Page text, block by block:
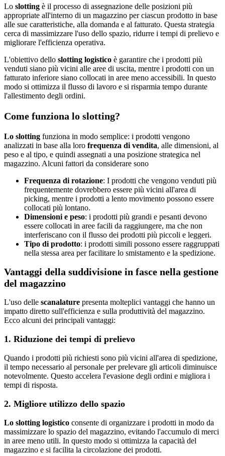
Lo slotting è il processo di assegnazione delle posizioni più
appropriate all'interno di un magazzino per ciascun prodotto in base
alle sue caratteristiche, alla domanda e al fatturato. Questa strategia
cerca di massimizzare l'uso dello spazio, ridurre i tempi di prelievo e
migliorare l'efficienza operativa.
L'obiettivo dello slotting logistico è garantire che i prodotti più
venduti siano più vicini alle aree di uscita, mentre i prodotti con un
fatturato inferiore siano collocati in aree meno accessibili. In questo
modo si ottimizza il flusso di lavoro e si risparmia tempo durante
l'allestimento degli ordini.
Come funziona lo slotting?
Lo slotting funziona in modo semplice: i prodotti vengono
analizzati in base alla loro frequenza di vendita, alle dimensioni, al
peso e al tipo, e quindi assegnati a una posizione strategica nel
magazzino. Alcuni fattori da considerare sono
Frequenza di rotazione: I prodotti che vengono venduti più
frequentemente dovrebbero essere più vicini all'area di
picking, mentre i prodotti a lento movimento possono essere
collocati più lontano.
Dimensioni e peso: i prodotti più grandi e pesanti devono
essere collocati in aree facili da raggiungere, ma che non
interferiscano con il flusso dei prodotti più piccoli e leggeri.
Tipo di prodotto: i prodotti simili possono essere raggruppati
nella stessa area per facilitare lo smistamento e la spedizione.
Vantaggi della suddivisione in fasce nella gestione
del magazzino
L'uso delle scanalature presenta molteplici vantaggi che hanno un
impatto diretto sull'efficienza e sulla produttività del magazzino.
Ecco alcuni dei principali vantaggi:
1. Riduzione dei tempi di prelievo
Quando i prodotti più richiesti sono più vicini all'area di spedizione,
il tempo necessario al personale per prelevare gli articoli diminuisce
notevolmente. Questo accelera l'evasione degli ordini e migliora i
tempi di risposta.
2. Migliore utilizzo dello spazio
Lo slotting logistico consente di organizzare i prodotti in modo da
massimizzare lo spazio del magazzino, evitando l'accumulo di merci
in aree meno utili. In questo modo si ottimizza la capacità del
magazzino e si facilita la circolazione dei prodotti.